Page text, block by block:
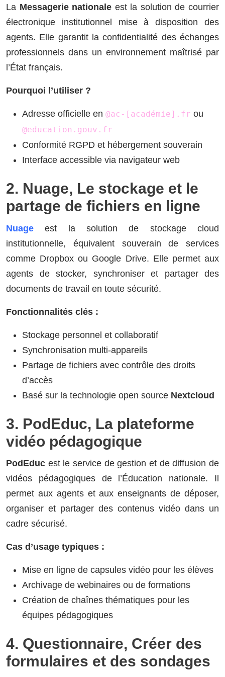
La Messagerie nationale est la solution de courrier
électronique institutionnel mise à disposition des
agents. Elle garantit la confidentialité des échanges
professionnels dans un environnement maîtrisé par
l’État français.
Pourquoi l’utiliser ?
Adresse officielle en @ac-[académie].fr ou
@education.gouv.fr
Conformité RGPD et hébergement souverain
Interface accessible via navigateur web
2. Nuage, Le stockage et le
partage de fichiers en ligne
Nuage est la solution de stockage cloud
institutionnelle, équivalent souverain de services
comme Dropbox ou Google Drive. Elle permet aux
agents de stocker, synchroniser et partager des
documents de travail en toute sécurité.
Fonctionnalités clés :
Stockage personnel et collaboratif
Synchronisation multi-appareils
Partage de fichiers avec contrôle des droits
d’accès
Basé sur la technologie open source Nextcloud
3. PodEduc, La plateforme
vidéo pédagogique
PodEduc est le service de gestion et de diffusion de
vidéos pédagogiques de l’Éducation nationale. Il
permet aux agents et aux enseignants de déposer,
organiser et partager des contenus vidéo dans un
cadre sécurisé.
Cas d’usage typiques :
Mise en ligne de capsules vidéo pour les élèves
Archivage de webinaires ou de formations
Création de chaînes thématiques pour les
équipes pédagogiques
4. Questionnaire, Créer des
formulaires et des sondages